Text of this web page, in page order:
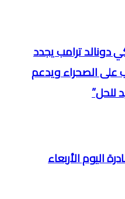
دونالد ترامب يجدد
على الصحراء ويدعم
للحل”
اليوم الأربعاء